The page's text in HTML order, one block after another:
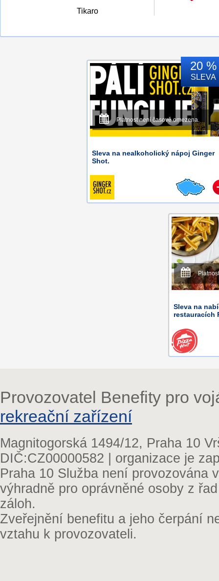
Tikaro
20 %
SLEVA
Platnost není časově omezena.
Sleva na nealkoholický nápoj Ginger
Shot.
Sleva na
restauracích
Provozovatel Benefity pro
rekreační zařízení
Magnitogorská 1494/12, Praha 10
DIČ:CZ00000582 | organizace je
Praha 10 Služba není provozována
výhradně pro oprávněné osoby z
záloh.
Zveřejnění benefitu a jeho čerpání
vztahu k provozovateli.